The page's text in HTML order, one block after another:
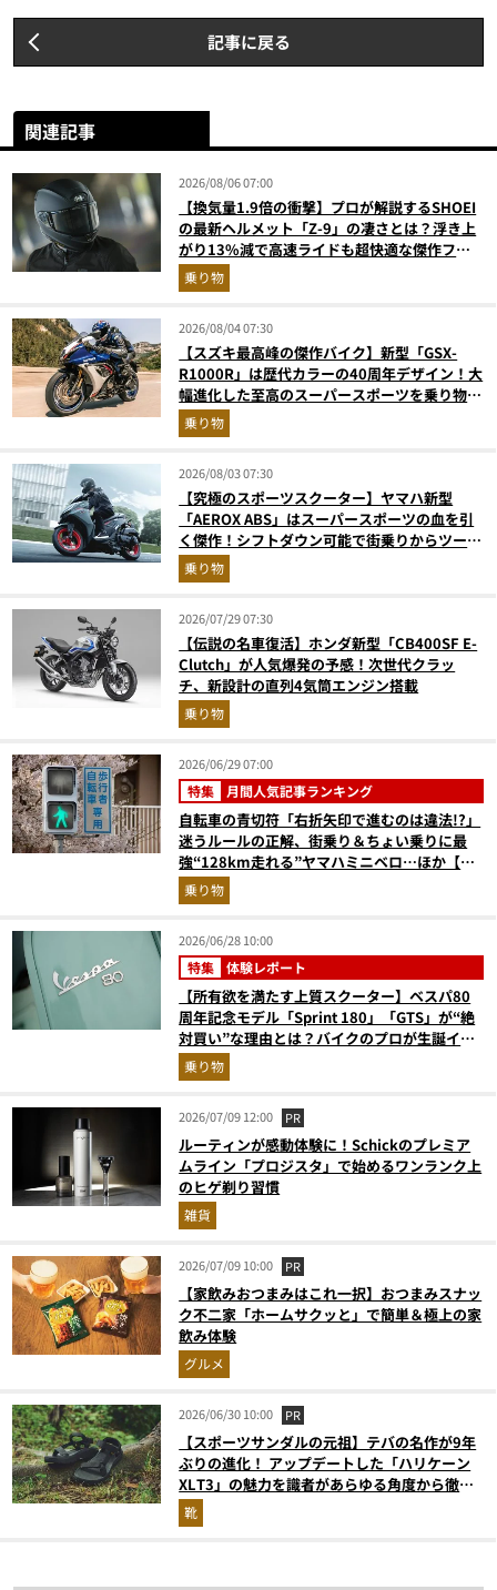
記事に戻る
関連記事
2026/08/06 07:00
【換気量1.9倍の衝撃】プロが解説するSHOEI
の最新ヘルメット「Z-9」の凄さとは？浮き上
がり13%減で高速ライドも超快適な傑作フル
フェイス
乗り物
2026/08/04 07:30
【スズキ最高峰の傑作バイク】新型「GSX-
R1000R」は歴代カラーの40周年デザイン！大
幅進化した至高のスーパースポーツを乗り物ラ
イターが解説
乗り物
2026/08/03 07:30
【究極のスポーツスクーター】ヤマハ新型
「AEROX ABS」はスーパースポーツの血を引
く傑作！シフトダウン可能で街乗りからツーリ
ングまで最強
乗り物
2026/07/29 07:30
【伝説の名車復活】ホンダ新型「CB400SF E-
Clutch」が人気爆発の予感！次世代クラッ
チ、新設計の直列4気筒エンジン搭載
乗り物
2026/06/29 07:00
特集 月間人気記事ランキング
自転車の青切符「右折矢印で進むのは違法!?」
迷うルールの正解、街乗り＆ちょい乗りに最
強“128km走れる”ヤマハミニベロ…ほか【自
転車の人気記事ランキングベスト3】（2026年
5月版）
乗り物
2026/06/28 10:00
特集 体験レポート
【所有欲を満たす上質スクーター】ベスパ80
周年記念モデル「Sprint 180」「GTS」が“絶
対買い”な理由とは？バイクのプロが生誕イベ
ントから実車レビュー！
乗り物
2026/07/09 12:00 PR
ルーティンが感動体験に！Schickのプレミア
ムライン「プロジスタ」で始めるワンランク上
のヒゲ剃り習慣
雑貨
2026/07/09 10:00 PR
【家飲みおつまみはこれ一択】おつまみスナッ
ク不二家「ホームサクッと」で簡単＆極上の家
飲み体験
グルメ
2026/06/30 10:00 PR
【スポーツサンダルの元祖】テバの名作が9年
ぶりの進化！ アップデートした「ハリケーン
XLT3」の魅力を識者があらゆる角度から徹底
解説！
靴